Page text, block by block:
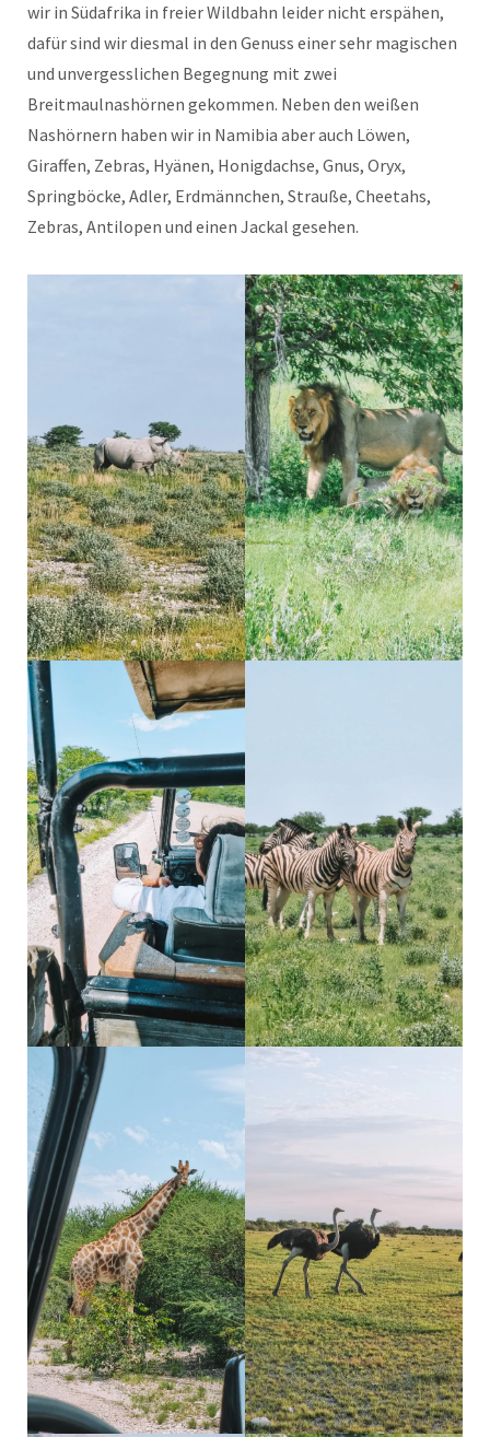
wir in Südafrika in freier Wildbahn leider nicht erspähen,
dafür sind wir diesmal in den Genuss einer sehr magischen
und unvergesslichen Begegnung mit zwei
Breitmaulnashörnen gekommen. Neben den weißen
Nashörnern haben wir in Namibia aber auch Löwen,
Giraffen, Zebras, Hyänen, Honigdachse, Gnus, Oryx,
Springböcke, Adler, Erdmännchen, Strauße, Cheetahs,
Zebras, Antilopen und einen Jackal gesehen.